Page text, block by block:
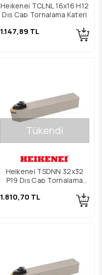
Heikenei TCLNL 16x16 H12
Dış Çap Tornalama Kateri
1.147,89 TL
Tükendi
Heikenei TSDNN 32x32
P19 Dış Çap Tornalama
1.810,70 TL